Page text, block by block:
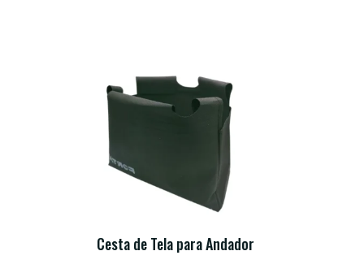
Cesta de Tela para Andador